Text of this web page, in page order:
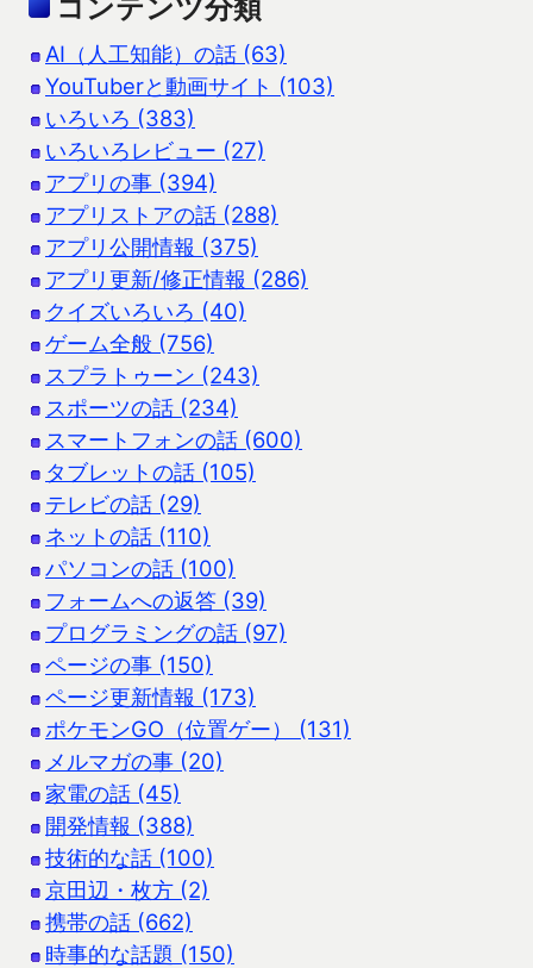
コンテンツ分類
AI（人工知能）の話 (63)
YouTuberと動画サイト (103)
いろいろ (383)
いろいろレビュー (27)
アプリの事 (394)
アプリストアの話 (288)
アプリ公開情報 (375)
アプリ更新/修正情報 (286)
クイズいろいろ (40)
ゲーム全般 (756)
スプラトゥーン (243)
スポーツの話 (234)
スマートフォンの話 (600)
タブレットの話 (105)
テレビの話 (29)
ネットの話 (110)
パソコンの話 (100)
フォームへの返答 (39)
プログラミングの話 (97)
ページの事 (150)
ページ更新情報 (173)
ポケモンGO（位置ゲー） (131)
メルマガの事 (20)
家電の話 (45)
開発情報 (388)
技術的な話 (100)
京田辺・枚方 (2)
携帯の話 (662)
時事的な話題 (150)